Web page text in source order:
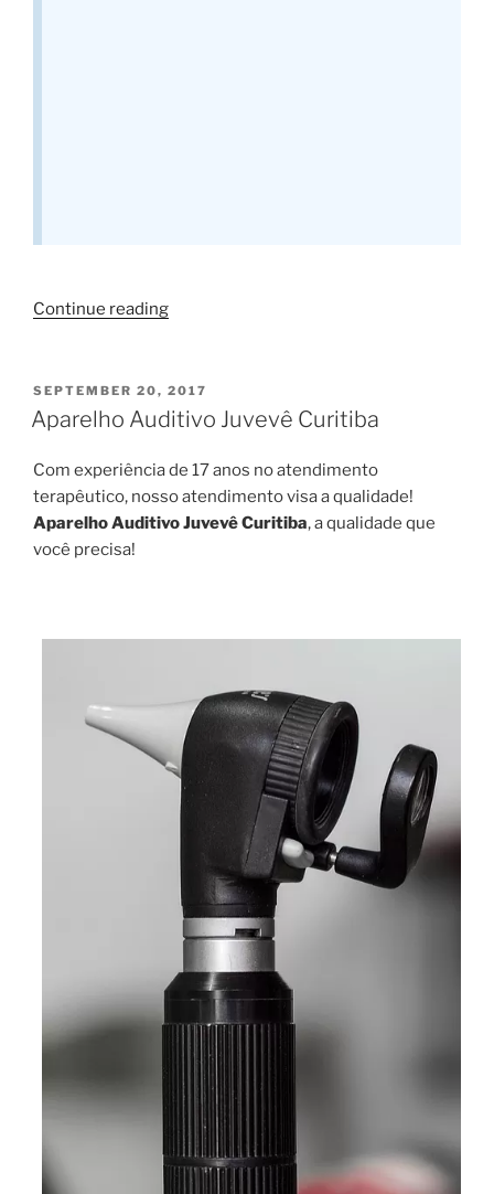
Continue reading“Processamento
Curitiba”
POSTED
ON
SEPTEMBER 20, 2017
Aparelho Auditivo Juvevê Curitiba
Com experiência de 17 anos no atendimento
terapêutico, nosso atendimento visa a qualidade!
Aparelho Auditivo Juvevê Curitiba, a qualidade que
você precisa!